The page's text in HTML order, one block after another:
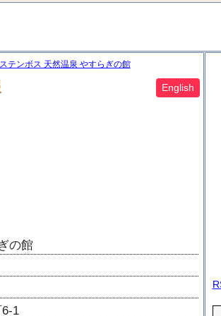
テンボス 天然温泉 やすらぎの館
English
の館
1